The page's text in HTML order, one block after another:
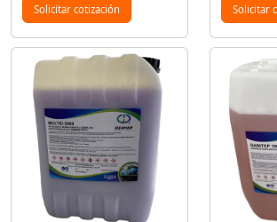
Solicitar cotización Solicitar